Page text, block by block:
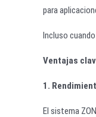
para
Incluso
Ventajas
1.
El sistema